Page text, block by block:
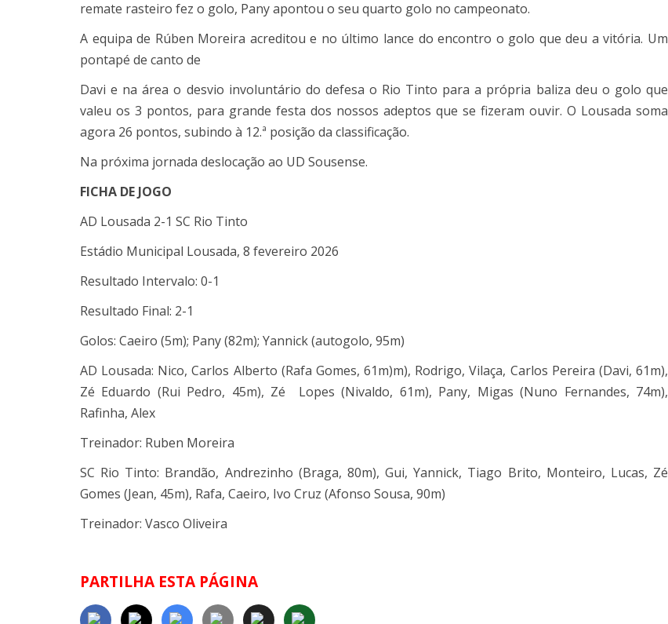
remate rasteiro fez o golo, Panyapontou o seu quarto golo no campeonato.
A equipa de Rúben Moreira acreditou e no último lance do encontro o golo que deu a vitória. Um
pontapé de canto de
Davie na área o desvio involuntário do defesa o Rio Tinto para a própria baliza deu o golo que
valeu os 3 pontos, para grande festa dos nossos adeptos que se fizeram ouvir. O Lousada soma
agora 26 pontos, subindo à 12.ª posição da classificação.
Na próxima jornada deslocação ao UD Sousense.
FICHA DE JOGO
AD Lousada 2-1 SC Rio Tinto
Estádio Municipal Lousada, 8 fevereiro 2026
Resultado Intervalo: 0-1
Resultado Final: 2-1
Golos: Caeiro (5m); Pany (82m); Yannick (autogolo, 95m)
AD Lousada: Nico, Carlos Alberto (Rafa Gomes, 61m)m), Rodrigo, Vilaça, Carlos Pereira (Davi, 61m),
Zé Eduardo (Rui Pedro, 45m), Zé Lopes (Nivaldo, 61m), Pany, Migas (Nuno Fernandes, 74m),
Rafinha, Alex
Treinador: Ruben Moreira
SC Rio Tinto: Brandão, Andrezinho (Braga, 80m), Gui, Yannick, Tiago Brito, Monteiro, Lucas, Zé
Gomes (Jean, 45m), Rafa, Caeiro, Ivo Cruz (Afonso Sousa, 90m)
Treinador: Vasco Oliveira
PARTILHA ESTA PÁGINA